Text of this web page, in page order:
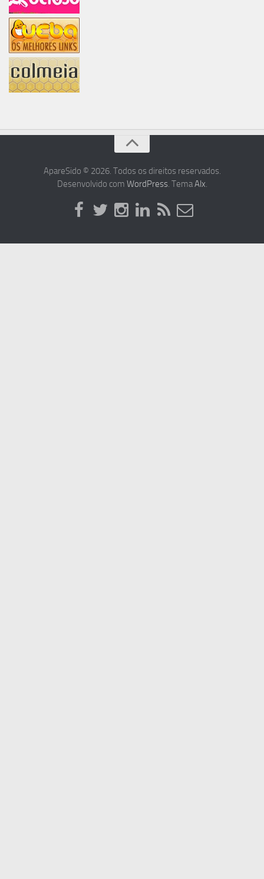
ApareSido © 2026. Todos os direitos reservados.
Desenvolvido com WordPress. TemaAlx.